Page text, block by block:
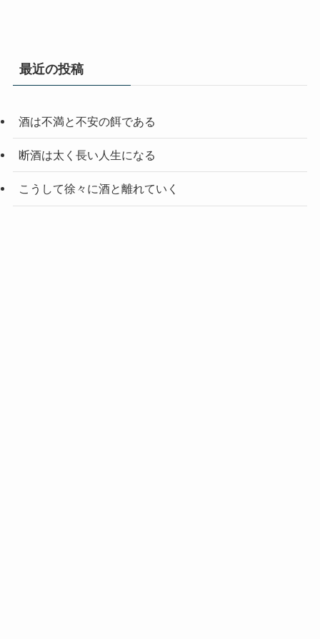
最近の投稿
酒は不満と不安の餌である
断酒は太く長い人生になる
こうして徐々に酒と離れていく